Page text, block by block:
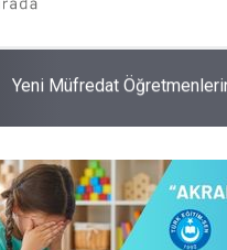
Danıştay Kararı Gereği O